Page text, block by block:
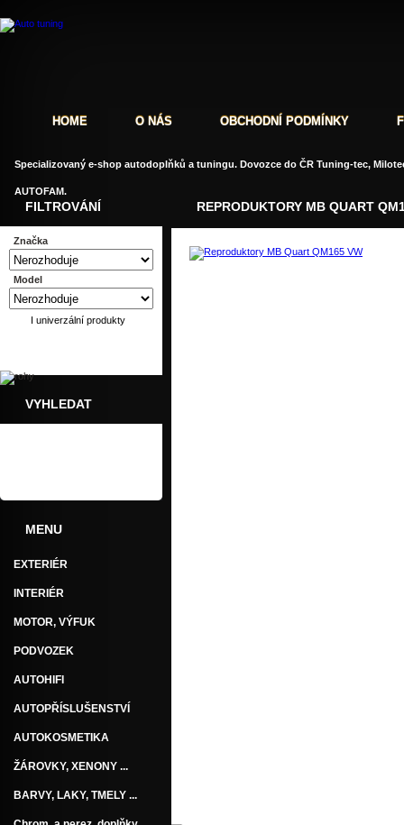
REPRODUKTORY MB QUART
FILTROVÁNÍ
Značka
Model
I univerzální produkty
VYHLEDAT
MENU
EXTERIÉR
INTERIÉR
MOTOR, VÝFUK
PODVOZEK
AUTOHIFI
AUTOPŘÍSLUŠENSTVÍ
AUTOKOSMETIKA
ŽÁROVKY, XENONY ...
BARVY, LAKY, TMELY ...
HOME O NÁS OBCHODNÍ PODMÍNKY
Specializovaný e-shop autodoplňků a tuningu. Dovozce do ČR Tuning-tec,
AUTOFAM.